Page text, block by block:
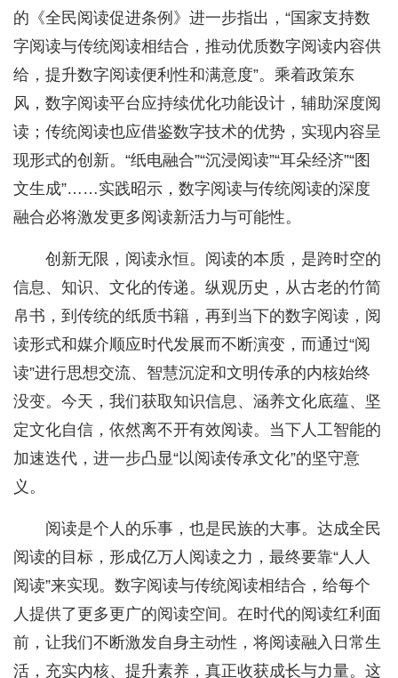
的《全民阅读促进条例》进一步指出，“国家支持数
字阅读与传统阅读相结合，推动优质数字阅读内容供
给，提升数字阅读便利性和满意度”。乘着政策东
风，数字阅读平台应持续优化功能设计，辅助深度阅
读；传统阅读也应借鉴数字技术的优势，实现内容呈
现形式的创新。“纸电融合”“沉浸阅读”“耳朵经济”“图
文生成”……实践昭示，数字阅读与传统阅读的深度
融合必将激发更多阅读新活力与可能性。
创新无限，阅读永恒。阅读的本质，是跨时空的
信息、知识、文化的传递。纵观历史，从古老的竹简
帛书，到传统的纸质书籍，再到当下的数字阅读，阅
读形式和媒介顺应时代发展而不断演变，而通过“阅
读”进行思想交流、智慧沉淀和文明传承的内核始终
没变。今天，我们获取知识信息、涵养文化底蕴、坚
定文化自信，依然离不开有效阅读。当下人工智能的
加速迭代，进一步凸显“以阅读传承文化”的坚守意
义。
阅读是个人的乐事，也是民族的大事。达成全民
阅读的目标，形成亿万人阅读之力，最终要靠“人人
阅读”来实现。数字阅读与传统阅读相结合，给每个
人提供了更多更广的阅读空间。在时代的阅读红利面
前，让我们不断激发自身主动性，将阅读融入日常生
活，充实内核、提升素养，真正收获成长与力量。这